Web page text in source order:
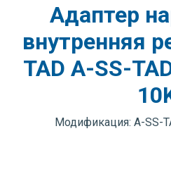
Адаптер
внутренняя
TAD A-SS-
Модификация: A-SS-